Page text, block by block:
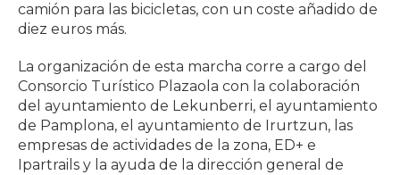
camión para las bicicletas, con un coste añadido de
diez euros más.
La organización de esta marcha corre a cargo del
Consorcio Turístico Plazaola con la colaboración
del ayuntamiento de Lekunberri, el ayuntamiento
de Pamplona, el ayuntamiento de Irurtzun, las
empresas de actividades de la zona, ED+ e
Ipartrails y la ayuda de la dirección general de